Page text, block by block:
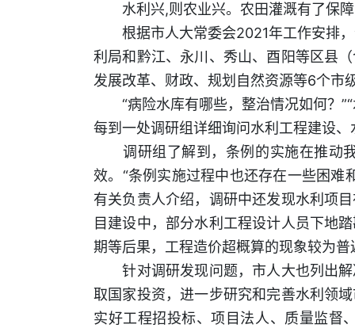
水利兴,则农业兴。农田灌溉有了保障
根据市人大常委会2021年工作安排，
利局和黔江、永川、秀山、酉阳等区县
发展改革、财政、规划自然资源等6个市
“病险水库有哪些，整治情况如何？”“
每到一处调研组详细询问水利工程建设
调研组了解到，条例的实施在推动我
效。“条例实施过程中也还存在一些困难
有关负责人介绍，调研中还发现水利项
目建设中，部分水利工程设计人员下地
期等后果，工程造价超概算的现象较为普
针对调研发现问题，市人大也列出解
取国家投资，进一步研究和完善水利领
实好工程招投标、项目法人、质量监督